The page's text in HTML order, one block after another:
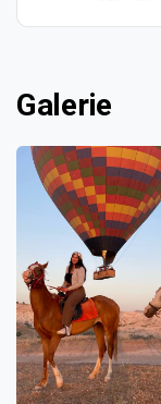
Galerie